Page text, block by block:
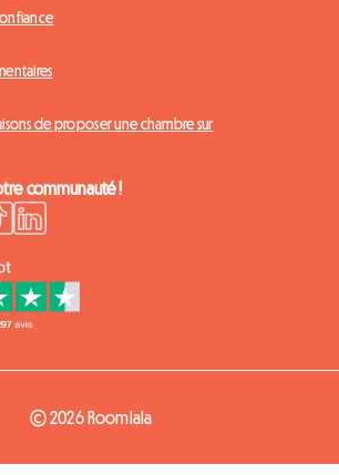
marche ?
de proposer une chambre sur
communauté !